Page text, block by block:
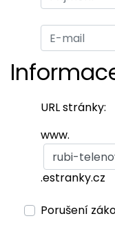
URL stránky:
www.
.estranky.cz
Porušení